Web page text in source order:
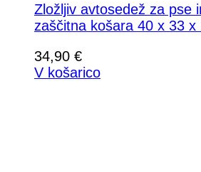
Zložljiv avtosedež za pse
zaščitna košara 40 x 33 x
34,90 €
V košarico